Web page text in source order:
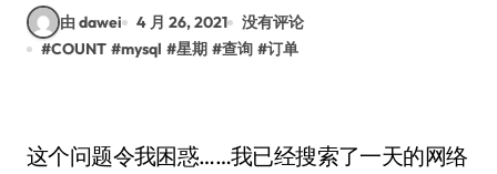
由 dawei 4 月 26, 2021
没有评论
#COUNT #mysql #星期 #查询 #订单
这个问题令我困惑……我已经搜索了一天的网络